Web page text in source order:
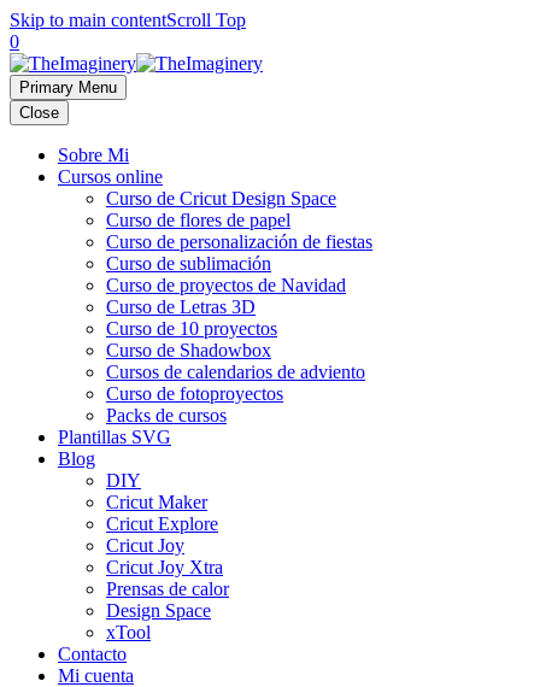
Skip to main contentScroll Top
0
Primary Menu
Close
Sobre Mi
Cursos online
Curso de Cricut Design Space
Curso de flores de papel
Curso de personalización de fiestas
Curso de sublimación
Curso de proyectos de Navidad
Curso de Letras 3D
Curso de 10 proyectos
Curso de Shadowbox
Cursos de calendarios de adviento
Curso de fotoproyectos
Packs de cursos
Plantillas SVG
Blog
DIY
Cricut Maker
Cricut Explore
Cricut Joy
Cricut Joy Xtra
Prensas de calor
Design Space
xTool
Contacto
Mi cuenta